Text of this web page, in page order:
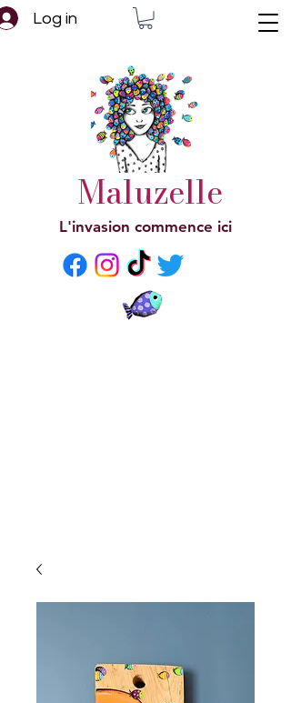
Log in
Maluzelle
L'invasion commence ici